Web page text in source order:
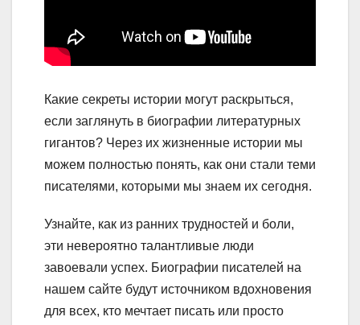
Какие секреты истории могут раскрыться,
если заглянуть в биографии литературных
гигантов? Через их жизненные истории мы
можем полностью понять, как они стали теми
писателями, которыми мы знаем их сегодня.
Узнайте, как из ранних трудностей и боли,
эти невероятно талантливые люди
завоевали успех. Биографии писателей на
нашем сайте будут источником вдохновения
для всех, кто мечтает писать или просто